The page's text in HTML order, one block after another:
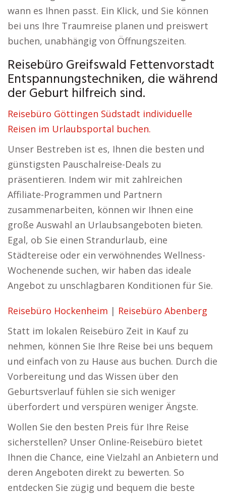
wann es Ihnen passt. Ein Klick, und Sie können
bei uns Ihre Traumreise planen und preiswert
buchen, unabhängig von Öffnungszeiten.
Reisebüro Greifswald Fettenvorstadt
Entspannungstechniken, die während
der Geburt hilfreich sind.
Reisebüro Göttingen Südstadt individuelle
Reisen im Urlaubsportal buchen.
Unser Bestreben ist es, Ihnen die besten und
günstigsten Pauschalreise-Deals zu
präsentieren. Indem wir mit zahlreichen
Affiliate-Programmen und Partnern
zusammenarbeiten, können wir Ihnen eine
große Auswahl an Urlaubsangeboten bieten.
Egal, ob Sie einen Strandurlaub, eine
Städtereise oder ein verwöhnendes Wellness-
Wochenende suchen, wir haben das ideale
Angebot zu unschlagbaren Konditionen für Sie.
Reisebüro Hockenheim | Reisebüro Abenberg
Statt im lokalen Reisebüro Zeit in Kauf zu
nehmen, können Sie Ihre Reise bei uns bequem
und einfach von zu Hause aus buchen. Durch die
Vorbereitung und das Wissen über den
Geburtsverlauf fühlen sie sich weniger
überfordert und verspüren weniger Ängste.
Wollen Sie den besten Preis für Ihre Reise
sicherstellen? Unser Online-Reisebüro bietet
Ihnen die Chance, eine Vielzahl an Anbietern und
deren Angeboten direkt zu bewerten. So
entdecken Sie zügig und bequem die beste